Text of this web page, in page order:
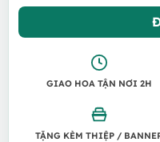
GIAO HOA TẬN NƠI 2H
TẶNG KÈM THIỆP /